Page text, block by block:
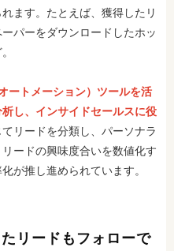
れます。たとえば、獲得したリ
パーをダウンロードしたホッ
ートメーション）ツールを活
し、インサイドセールスに役
リードを分類し、パーソナラ
ードの興味度合いを数値化す
が推し進められています。
リードもフォローで